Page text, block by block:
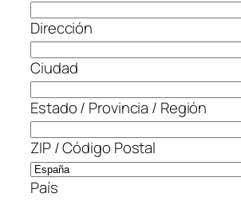
Dirección
Ciudad
Estado / Provincia / Región
ZIP / Código Postal
País